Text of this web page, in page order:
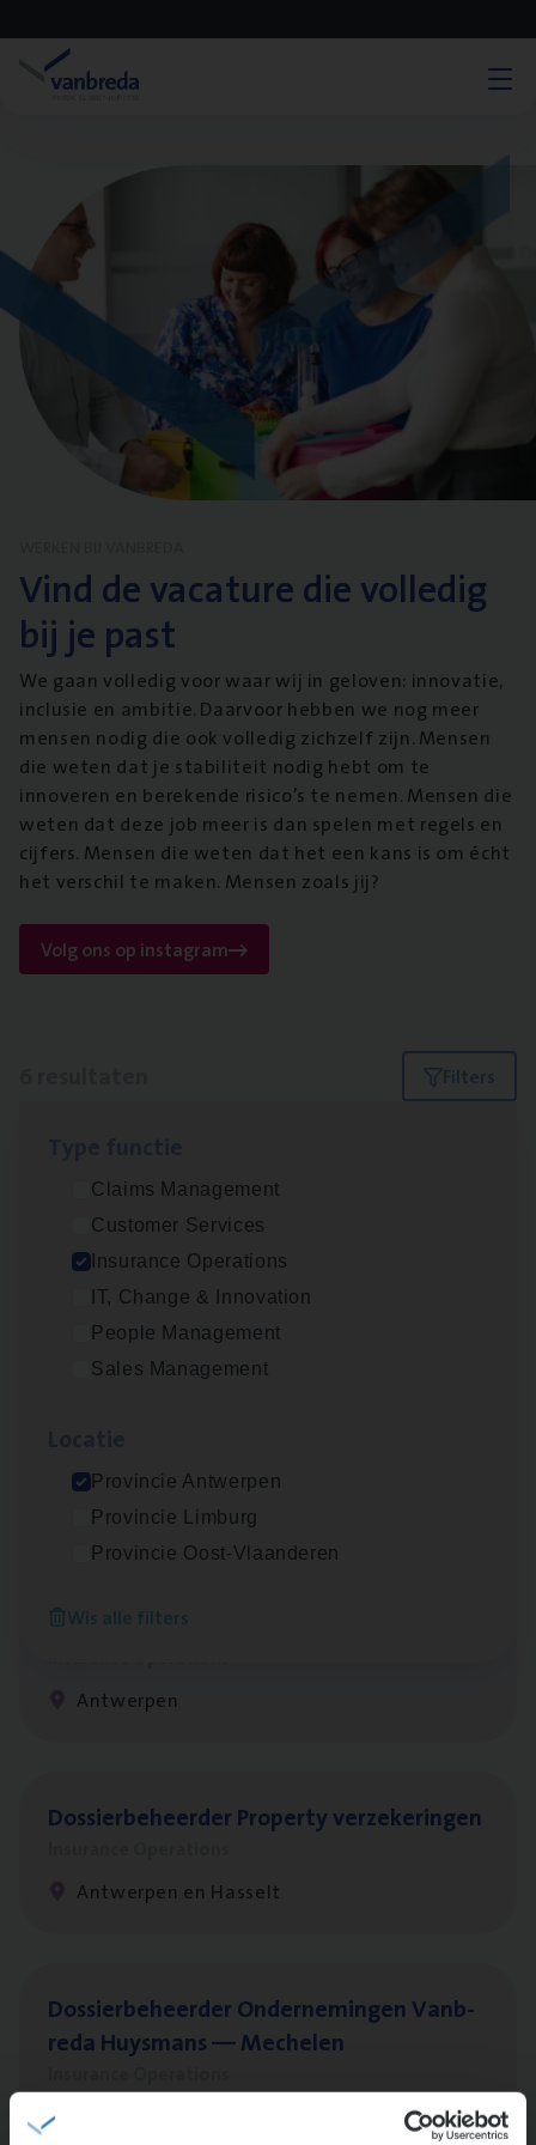
Vind de vacature die volledig
bij je past
We gaan volledig voor waar wij in geloven: innovatie,
inclusie en ambitie. Daarvoor hebben we nog meer
mensen nodig die ook volledig zichzelf zijn. Mensen
die weten dat je stabiliteit nodig hebt om te
innoveren en berekende risico’s te nemen. Mensen die
weten dat deze job meer is dan spelen met regels en
cijfers. Mensen die weten dat het een kans is om écht
het verschil te maken. Mensen zoals jij?
Volg ons op instagram
Filters
Claims Management
Customer Services
Insurance Operations
IT, Change & Innovation
People Management
Sales Management
Provincie Antwerpen
Provincie Limburg
Provincie Oost-Vlaanderen
Wis alle filters
Dos­sier­be­heer­der ver­ze­ke­rin­gen — Soci­al
Pro­fit en Public
Insurance Operations
Antwerpen
Insurance Operations
Beveren
Client Exe­cu­ti­ve Marine
Antwerpen
Dos­sier­be­heer­der Pro­per­ty verzekeringen
Antwerpen en Hasselt
Dos­sier­be­heer­der Onder­ne­min­gen Van­b­
re­da Huys­mans — Mechelen